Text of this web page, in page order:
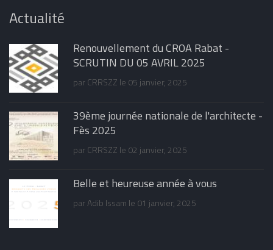
Actualité
Renouvellement du CROA Rabat -
SCRUTIN DU 05 AVRIL 2025
parCRRSZZ le 05 janvier, 2025
39ème journée nationale de l'architecte -
Fès 2025
parCRRSZZ le 02 janvier, 2025
Belle et heureuse année à vous
parAdib Issam le 01 janvier, 2025